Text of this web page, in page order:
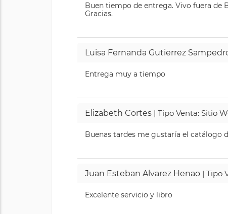
Buen tiempo de entrega. Vivo fuera de
Gracias.
Luisa Fernanda Gutierrez
Entrega muy a tiempo
Elizabeth Cortes | Tipo Venta: Sitio
Buenas tardes me gustaría el catálogo
Juan Esteban Alvarez Henao | Tipo
Excelente servicio y libro